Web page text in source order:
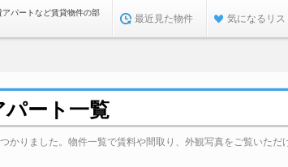
パートなど賃貸物件の部
最近見た物件 気になるリス
パート一覧
りました。物件一覧で賃料や間取り、外観写真をご覧いただ